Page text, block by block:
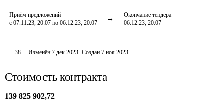
Приём предложений
с 07.11.23, 20:07 по 06.12.23, 20:07
Окончание тендера
06.12.23, 20:07
38 Изменён7 дек 2023. Создан 7 ноя 2023
Стоимость контракта
139 825 902,72